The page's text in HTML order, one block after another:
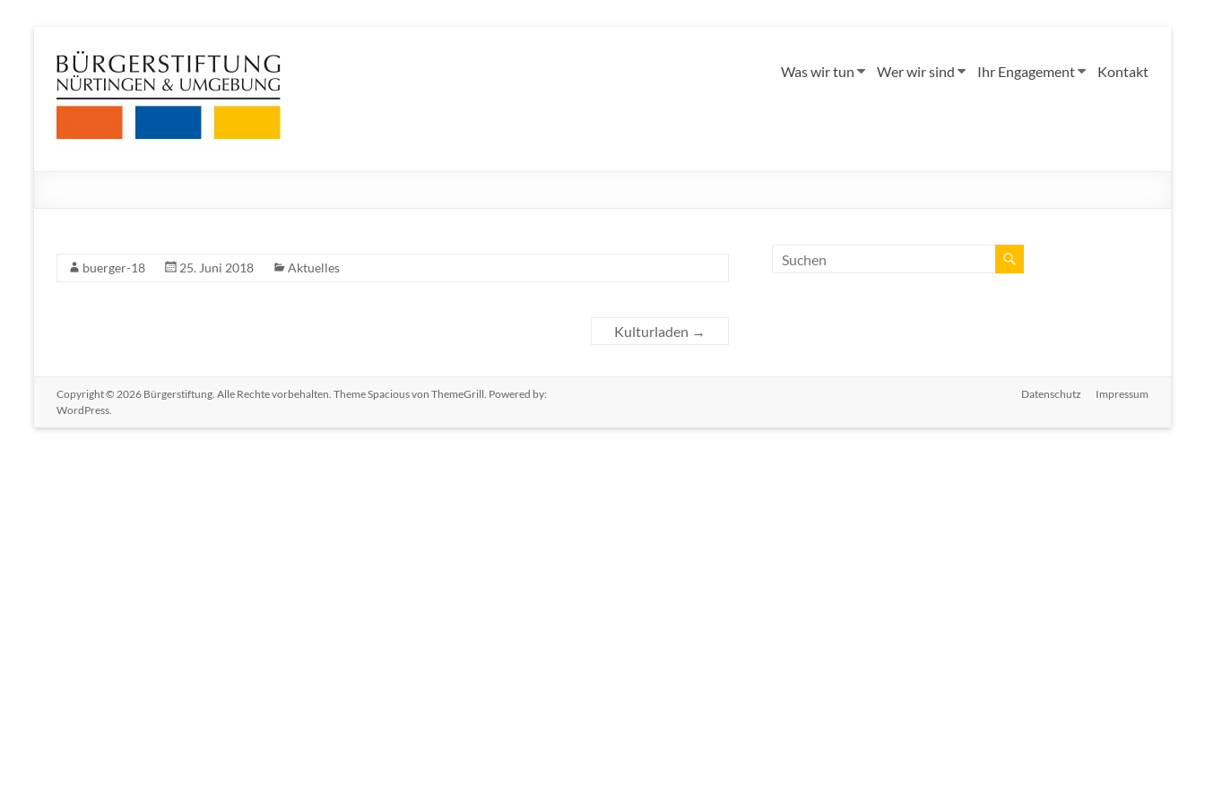
Inhalt
springen
Bürgerstiftung
Nürtingen
Umgebung
Was wir tun Wer wir sind Ihr Engagement Kontakt
buerger-18 25. Juni 2018 Aktuelles
Kulturladen →
Copyright © 2026 Bürgerstiftung. Alle Rechte vorbehalten. ThemeSpaciousvon ThemeGrill. Powered by:
WordPress.
Datenschutz Impressum